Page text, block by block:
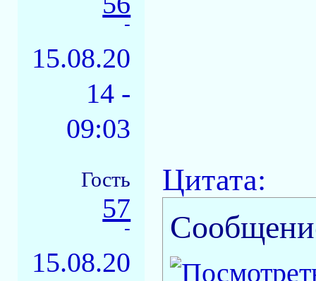
-
15.08.20
14 -
09:03
Гость
57
-
15.08.20
Цитата: